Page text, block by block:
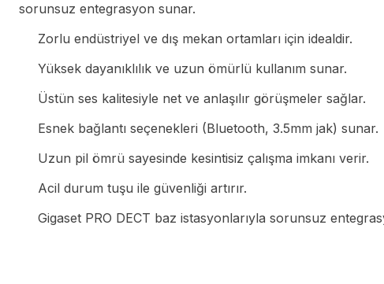
sorunsuz entegrasyon sunar.
Zorlu endüstriyel ve dış mekan ortamları için idealdir.
Yüksek dayanıklılık ve uzun ömürlü kullanım sunar.
Üstün ses kalitesiyle net ve anlaşılır görüşmeler sağlar.
Esnek bağlantı seçenekleri (Bluetooth, 3.5mm jak) sunar.
Uzun pil ömrü sayesinde kesintisiz çalışma imkanı verir.
Acil durum tuşu ile güvenliği artırır.
Gigaset PRO DECT baz istasyonlarıyla sorunsuz